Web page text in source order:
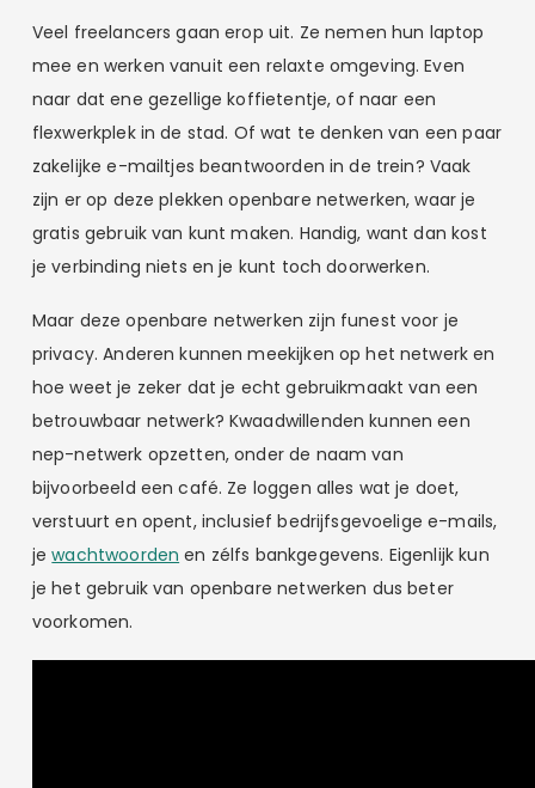
Veel freelancers gaan erop uit. Ze nemen hun laptop
mee en werken vanuit een relaxte omgeving. Even
naar dat ene gezellige koffietentje, of naar een
flexwerkplek in de stad. Of wat te denken van een paar
zakelijke e-mailtjes beantwoorden in de trein? Vaak
zijn er op deze plekken openbare netwerken, waar je
gratis gebruik van kunt maken. Handig, want dan kost
je verbinding niets en je kunt toch doorwerken.
Maar deze openbare netwerken zijn funest voor je
privacy. Anderen kunnen meekijken op het netwerk en
hoe weet je zeker dat je echt gebruikmaakt van een
betrouwbaar netwerk? Kwaadwillenden kunnen een
nep-netwerk opzetten, onder de naam van
bijvoorbeeld een café. Ze loggen alles wat je doet,
verstuurt en opent, inclusief bedrijfsgevoelige e-mails,
jewachtwoorden en zélfs bankgegevens. Eigenlijk kun
je het gebruik van openbare netwerken dus beter
voorkomen.